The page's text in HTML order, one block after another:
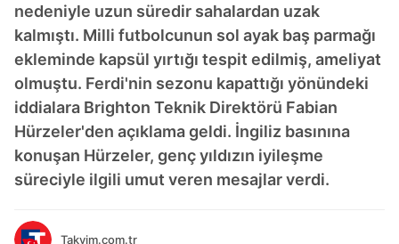
nedeniyle uzun süredir sahalardan uzak
kalmıştı. Milli futbolcunun sol ayak baş parmağı
ekleminde kapsül yırtığı tespit edilmiş, ameliyat
olmuştu. Ferdi'nin sezonu kapattığı yönündeki
iddialara Brighton Teknik Direktörü Fabian
Hürzeler'den açıklama geldi. İngiliz basınına
konuşan Hürzeler, genç yıldızın iyileşme
süreciyle ilgili umut veren mesajlar verdi.
Takvim.com.tr